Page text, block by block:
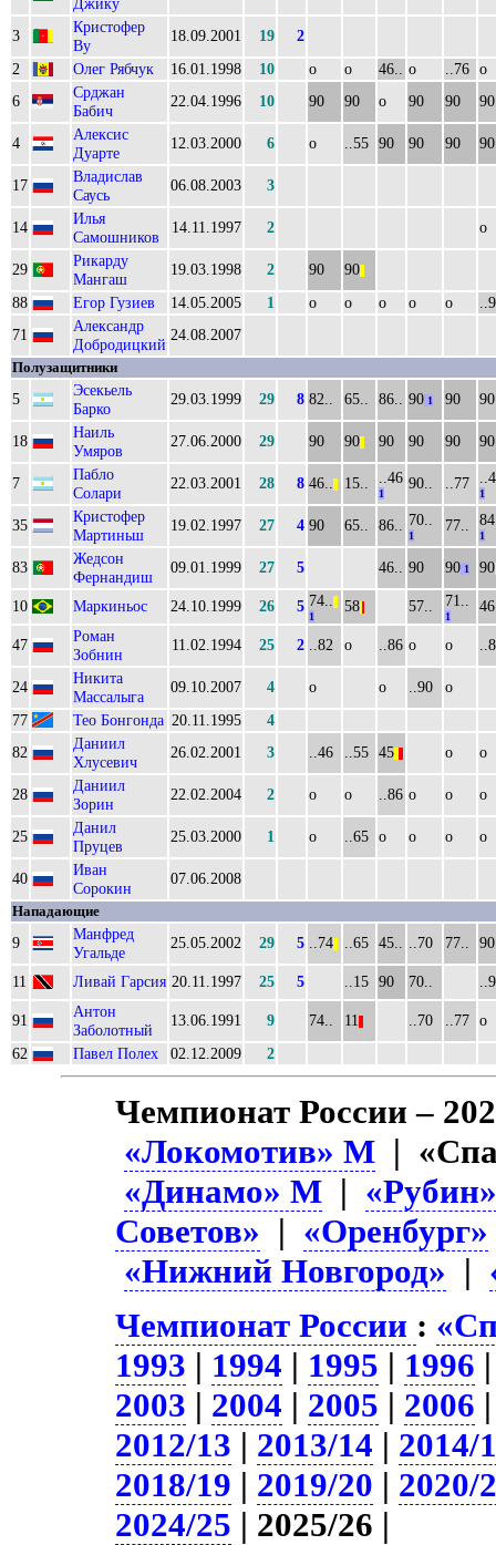
3
Кристофер
Ву
18.09.2001 19
2
2
Олег Рябчук 16.01.1998 10 о о 46.. о ..76 о
6
Срджан
Бабич
22.04.1996 10 90 90 о 90 90
4
Алексис
Дуарте
12.03.2000 6 о ..55 90 90 90 90
17
Владислав
Саусь
06.08.2003 3
14
Илья
Самошников
14.11.1997 2 о
29
Рикарду
Мангаш
19.03.1998 2 90 90
88 Егор Гузиев 14.05.2005 1 о о о о о
71
Александр
Добродицкий
24.08.2007
Полузащитники
5
Эсекьель
Барко
29.03.1999 29 8 82.. 65.. 86.. 90 1 90
18
Наиль
Умяров
27.06.2000 29 90 90 90 90 90 90
7
Пабло
Солари
22.03.2001 28 8 46.. 15.. ..46
1
90.. ..77
1
35
Кристофер
Мартиньш
19.02.1997 27 4 90 65.. 86.. 70..
1
77..
1
83
Жедсон
Фернандиш
09.01.1999 27 5 46.. 90 90 1 90
10 Маркиньос 24.10.1999 26 5 74..
1
58 57.. 71..
1
47
Роман
Зобнин
11.02.1994 25 2 ..82 о ..86 о о
24
Никита
Массалыга
09.10.2007 4 о о ..90
о
77
Тео Бонгонда 20.11.1995
4
82
Даниил
Хлусевич
26.02.2001 3 ..46 ..55 45 о о
28
Даниил
Зорин
22.02.2004 2 о о ..86 о о о
25
Данил
Пруцев
25.03.2000 1 о ..65 о о о о
40
Иван
Сорокин
07.06.2008
Нападающие
9
Манфред
Угальде
25.05.2002 29 5 ..74 ..65 45.. ..70 77..
11 Ливай Гарсия 20.11.1997 25 5 ..15 90 70..
91
Антон
Заболотный
13.06.1991 9 74.. 11 ..70 ..77 о
62
Павел Полех 02.12.2009 2
Чемпионат России –
«Локомотив» М |
«Динамо» М |
Советов» | «Оренбург»
«Нижний Новгород» |
Чемпионат России :
1993 | 1994 | 1995 | 1996
2003 | 2004 | 2005 | 2006
2012/13 | 2013/14 | 2014/
2018/19 | 2019/20 | 2020/
2024/25 | 2025/26 |